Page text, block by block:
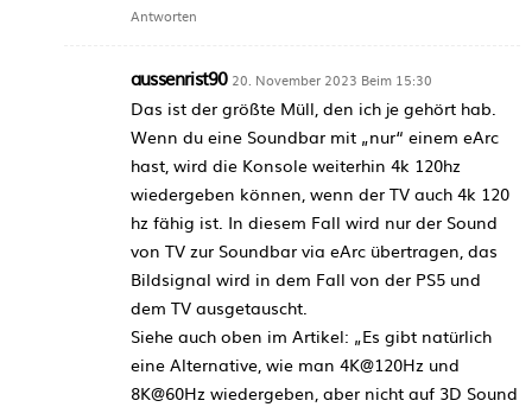
Antworten
aussenrist90 20. November 2023 Beim 15:30
Das ist der größte Müll, den ich je gehört hab.
Wenn du eine Soundbar mit „nur“ einem eArc
hast, wird die Konsole weiterhin 4k 120hz
wiedergeben können, wenn der TV auch 4k 120
hz fähig ist. In diesem Fall wird nur der Sound
von TV zur Soundbar via eArc übertragen, das
Bildsignal wird in dem Fall von der PS5 und
dem TV ausgetauscht.
Siehe auch oben im Artikel: „Es gibt natürlich
eine Alternative, wie man 4K@120Hz und
8K@60Hz wiedergeben, aber nicht auf 3D Sound